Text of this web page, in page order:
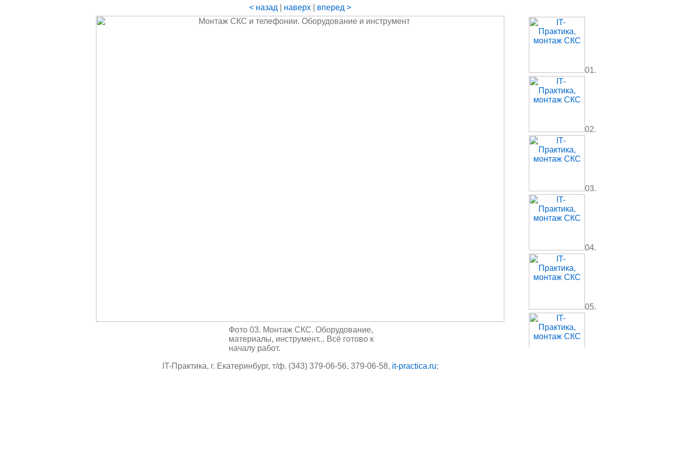
< назад наверх вперед >
01.
02.
03.
04.
05.
Фото 03. Монтаж СКС. Оборудование,
материалы, инструмент... Всё готово к
началу работ.
IT-Практика, г. Екатеринбург, т/ф. (343) 379-06-56, 379-06-58, it-practica.ru;